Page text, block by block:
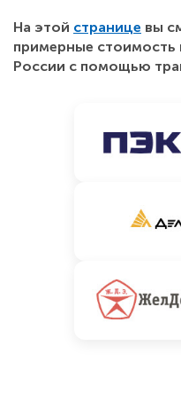
На этой странице вы
примерные стоимость
России с помощью